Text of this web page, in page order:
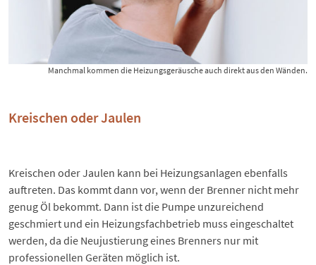
Manchmal kommen die Heizungsgeräusche auch direkt aus den Wänden.
Kreischen oder Jaulen
Kreischen oder Jaulen kann bei Heizungsanlagen ebenfalls
auftreten. Das kommt dann vor, wenn der Brenner nicht mehr
genug Öl bekommt. Dann ist die Pumpe unzureichend
geschmiert und ein Heizungsfachbetrieb muss eingeschaltet
werden, da die Neujustierung eines Brenners nur mit
professionellen Geräten möglich ist.